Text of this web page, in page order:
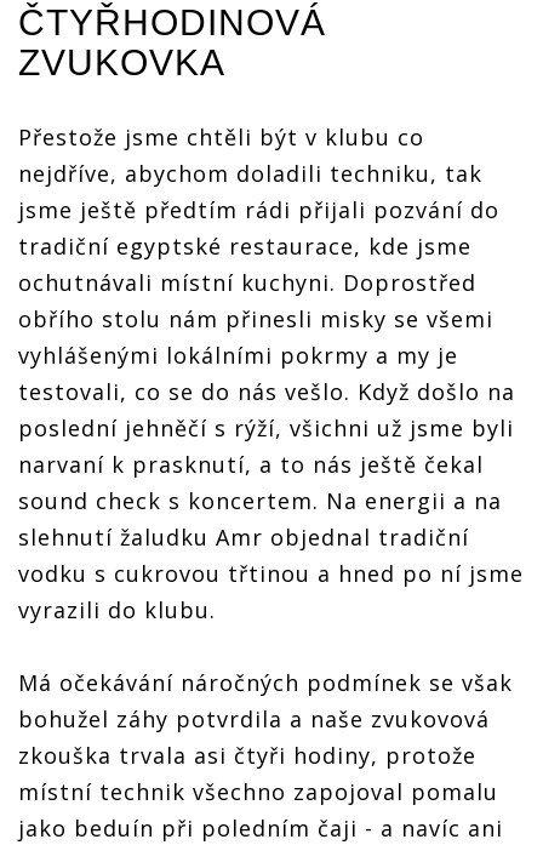
ČTYŘHODINOVÁ
ZVUKOVKA
Přestože jsme chtěli být v klubu co
nejdříve, abychom doladili techniku, tak
jsme ještě předtím rádi přijali pozvání do
tradiční egyptské restaurace, kde jsme
ochutnávali místní kuchyni. Doprostřed
obřího stolu nám přinesli misky se všemi
vyhlášenými lokálními pokrmy a my je
testovali, co se do nás vešlo. Když došlo na
poslední jehněčí s rýží, všichni už jsme byli
narvaní k prasknutí, a to nás ještě čekal
sound check s koncertem. Na energii a na
slehnutí žaludku Amr objednal tradiční
vodku s cukrovou třtinou a hned po ní jsme
vyrazili do klubu.
Má očekávání náročných podmínek se však
bohužel záhy potvrdila a naše zvukovová
zkouška trvala asi čtyři hodiny, protože
místní technik všechno zapojoval pomalu
jako beduín při poledním čaji - a navíc ani